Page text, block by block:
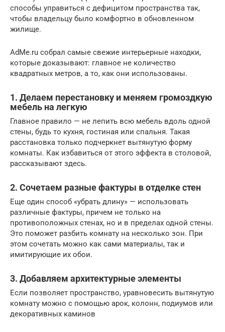
способы управиться с дефицитом пространства так,
чтобы владельцу было комфортно в обновленном
жилище.
AdMe.ru собрал самые свежие интерьерные находки,
которые доказывают: главное не количество
квадратных метров, а то, как они использованы.
1. Делаем перестановку и меняем громоздкую
мебель на легкую
Главное правило — не лепить всю мебель вдоль одной
стены, будь то кухня, гостиная или спальня. Такая
расстановка только подчеркнет вытянутую форму
комнаты. Как избавиться от этого эффекта в столовой,
рассказывают здесь.
2. Сочетаем разные фактуры в отделке стен
Еще один способ «убрать длину» — использовать
различные фактуры, причем не только на
противоположных стенах, но и в пределах одной стены.
Это поможет разбить комнату на несколько зон. При
этом сочетать можно как сами материалы, так и
имитирующие их обои.
3. Добавляем архитектурные элементы
Если позволяет пространство, уравновесить вытянутую
комнату можно с помощью арок, колонн, подиумов или
декоративных каминов